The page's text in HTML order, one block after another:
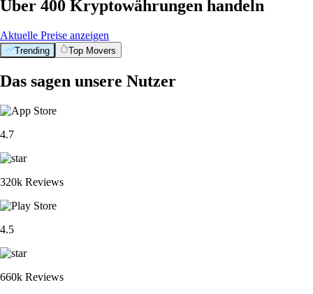
Über 400 Kryptowährungen handeln
Aktuelle Preise anzeigen
Trending Top Movers
Das sagen unsere Nutzer
4.7
320k Reviews
4.5
660k Reviews